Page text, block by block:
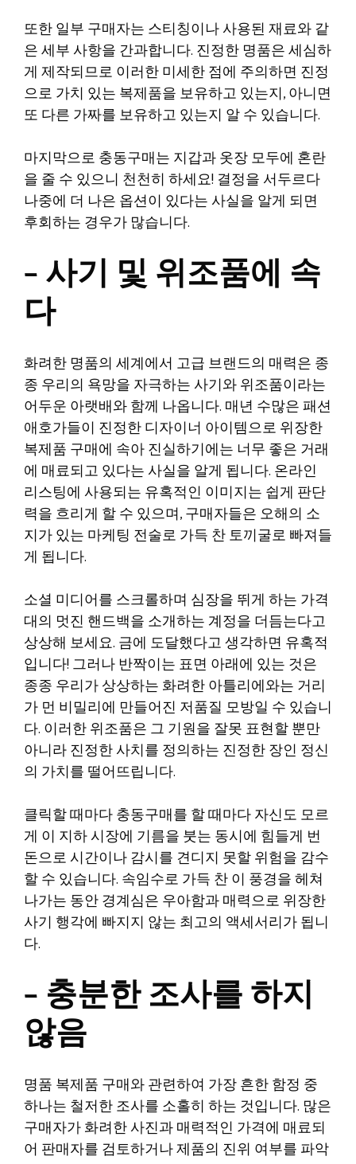
또한 일부 구매자는 스티칭이나 사용된 재료와 같
은 세부 사항을 간과합니다. 진정한 명품은 세심하
게 제작되므로 이러한 미세한 점에 주의하면 진정
으로 가치 있는 복제품을 보유하고 있는지, 아니면
또 다른 가짜를 보유하고 있는지 알 수 있습니다.
마지막으로 충동구매는 지갑과 옷장 모두에 혼란
을 줄 수 있으니 천천히 하세요! 결정을 서두르다
나중에 더 나은 옵션이 있다는 사실을 알게 되면
후회하는 경우가 많습니다.
– 사기 및 위조품에 속
다
화려한 명품의 세계에서 고급 브랜드의 매력은 종
종 우리의 욕망을 자극하는 사기와 위조품이라는
어두운 아랫배와 함께 나옵니다. 매년 수많은 패션
애호가들이 진정한 디자이너 아이템으로 위장한
복제품 구매에 속아 진실하기에는 너무 좋은 거래
에 매료되고 있다는 사실을 알게 됩니다. 온라인
리스팅에 사용되는 유혹적인 이미지는 쉽게 판단
력을 흐리게 할 수 있으며, 구매자들은 오해의 소
지가 있는 마케팅 전술로 가득 찬 토끼굴로 빠져들
게 됩니다.
소셜 미디어를 스크롤하며 심장을 뛰게 하는 가격
대의 멋진 핸드백을 소개하는 계정을 더듬는다고
상상해 보세요. 금에 도달했다고 생각하면 유혹적
입니다! 그러나 반짝이는 표면 아래에 있는 것은
종종 우리가 상상하는 화려한 아틀리에와는 거리
가 먼 비밀리에 만들어진 저품질 모방일 수 있습니
다. 이러한 위조품은 그 기원을 잘못 표현할 뿐만
아니라 진정한 사치를 정의하는 진정한 장인 정신
의 가치를 떨어뜨립니다.
클릭할 때마다 충동구매를 할 때마다 자신도 모르
게 이 지하 시장에 기름을 붓는 동시에 힘들게 번
돈으로 시간이나 감시를 견디지 못할 위험을 감수
할 수 있습니다. 속임수로 가득 찬 이 풍경을 헤쳐
나가는 동안 경계심은 우아함과 매력으로 위장한
사기 행각에 빠지지 않는 최고의 액세서리가 됩니
다.
– 충분한 조사를 하지
않음
명품 복제품 구매와 관련하여 가장 흔한 함정 중
하나는 철저한 조사를 소홀히 하는 것입니다. 많은
구매자가 화려한 사진과 매력적인 가격에 매료되
어 판매자를 검토하거나 제품의 진위 여부를 파악